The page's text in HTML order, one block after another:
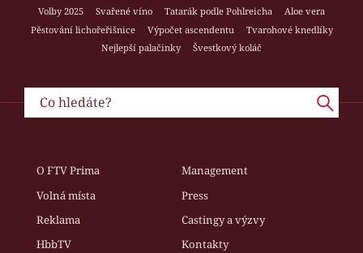
Volby 2025
Svařené víno Tatarák podle Pohlreicha
Aloe vera
Pěstování lichořeřišnice
Výpočet ascendentu
Tvarohové knedlíky
Nejlepší palačinky
Švestkový koláč
O FTV Prima
Management
Volná místa
Press
Reklama
Castingy a výzvy
HbbTV
Kontakty